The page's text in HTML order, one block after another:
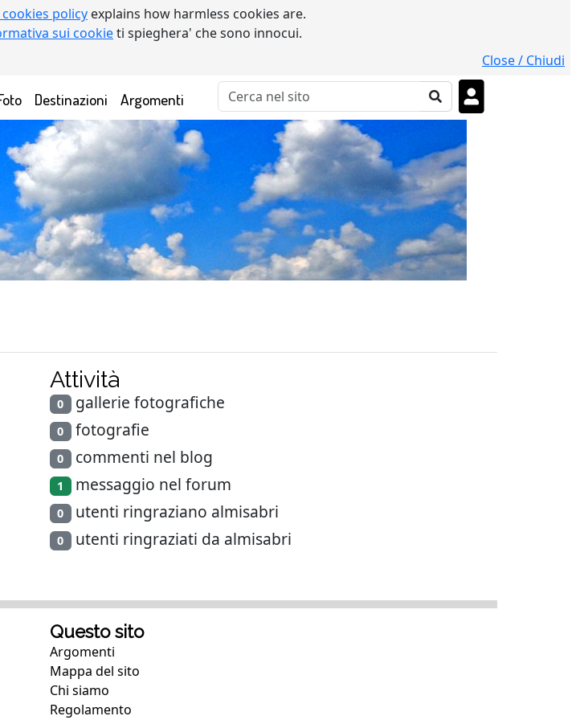
policy explains how harmless cookies are.
sui cookieti spieghera' che sono innocui.
Close / Chiudi
Destinazioni Argomenti
Attività
0 gallerie fotografiche
0 fotografie
0 commenti nel blog
1 messaggio nel forum
0 utenti ringraziano almisabri
0 utenti ringraziati da almisabri
Questo sito
Argomenti
Mappa del sito
Chi siamo
Regolamento